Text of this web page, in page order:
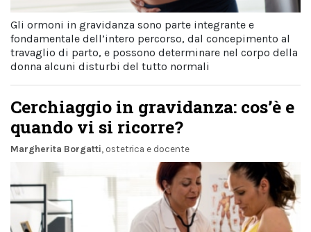
Gli ormoni in gravidanza sono parte integrante e
fondamentale dell’intero percorso, dal concepimento al
travaglio di parto, e possono determinare nel corpo della
donna alcuni disturbi del tutto normali
Cerchiaggio in gravidanza: cos’è e
quando vi si ricorre?
Margherita Borgatti, ostetrica e docente